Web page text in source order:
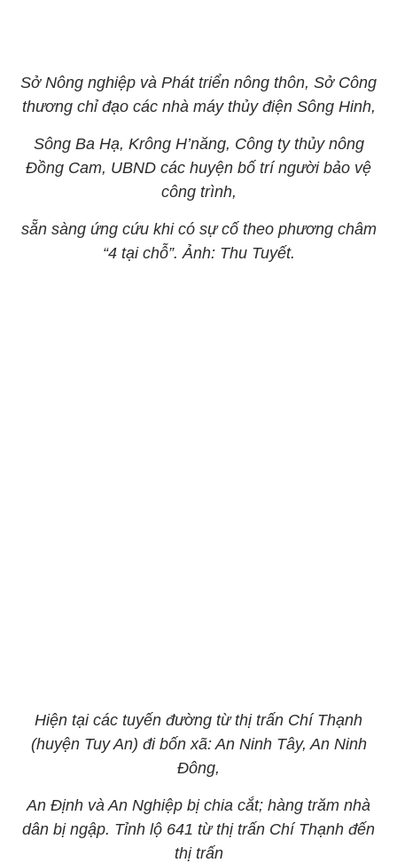
Sở Nông nghiệp và Phát triển nông thôn, Sở Công
thương chỉ đạo các nhà máy thủy điện Sông Hinh,
Sông Ba Hạ, Krông H’năng, Công ty thủy nông
Đồng Cam, UBND các huyện bố trí người bảo vệ
công trình,
sẵn sàng ứng cứu khi có sự cố theo phương châm
“4 tại chỗ”. Ảnh: Thu Tuyết.
Hiện tại các tuyến đường từ thị trấn Chí Thạnh
(huyện Tuy An) đi bốn xã: An Ninh Tây, An Ninh
Đông,
An Định và An Nghiệp bị chia cắt; hàng trăm nhà
dân bị ngập. Tỉnh lộ 641 từ thị trấn Chí Thạnh đến
thị trấn